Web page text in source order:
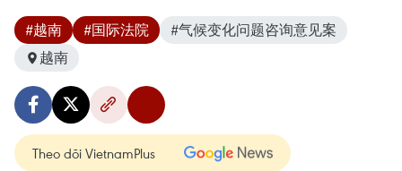
#越南 #国际法院
#气候变化问题咨询意见案
越南
Theo dõi VietnamPlus